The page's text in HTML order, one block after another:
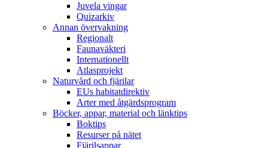
Juvela vingar
Quizarkiv
Annan övervakning
Regionalt
Faunaväkteri
Internationellt
Atlasprojekt
Naturvård och fjärilar
EUs habitatdirektiv
Arter med åtgärdsprogram
Böcker, appar, material och länktips
Boktips
Resurser på nätet
Fjärilsappar